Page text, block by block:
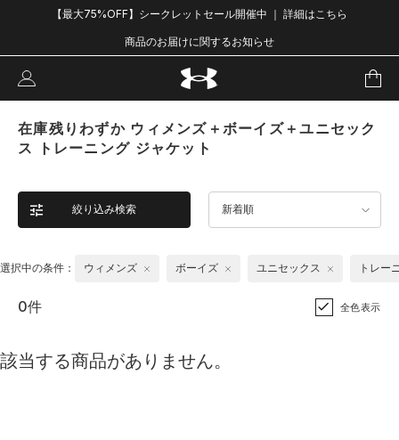
【最大75%OFF】シークレットセール開催中 ｜ 詳細はこちら
商品のお届けに関するお知らせ
在庫残りわずか ウィメンズ＋ボーイズ＋ユニセック
ス トレーニング ジャケット
絞り込み検索 新着順
選択中の条件： ウィメンズ ボーイズ ユニセックス トレー
0件 全色表示
該当する商品がありません。